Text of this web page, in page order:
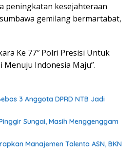
peningkatan kesejahteraan
gemilang bermartabat,
Ke 77″ Polri Presisi Untuk
Menuju Indonesia Maju”.
3 Anggota DPRD NTB Jadi
Sungai, Masih Menggenggam
Manajemen Talenta ASN, BKN